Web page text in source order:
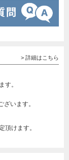
> 詳細はこちら
す。
います。
頂けます。